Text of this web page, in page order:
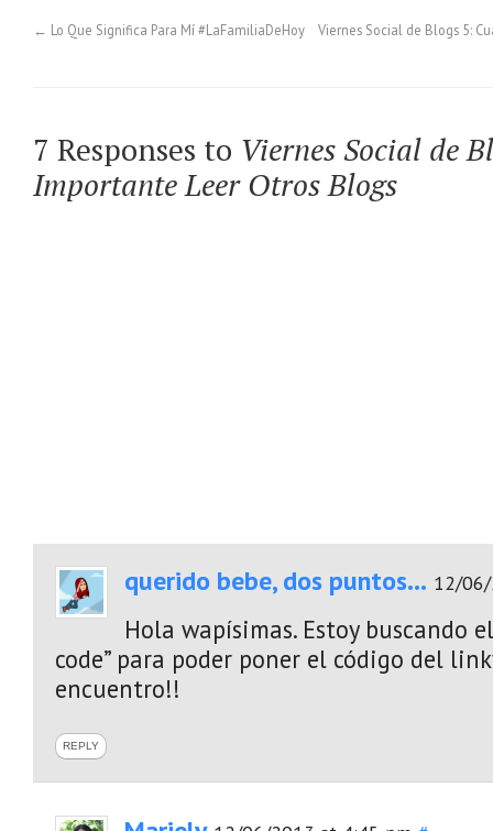
← Lo Que Significa Para Mí #LaFamiliaDeHoy Viernes Social de Blogs 5:
7 Responses to Viernes Social de
Importante Leer Otros Blogs
querido bebe, dos puntos... 12/
Hola wapísimas. Estoy buscando
code” para poder poner el código del
encuentro!!
REPLY